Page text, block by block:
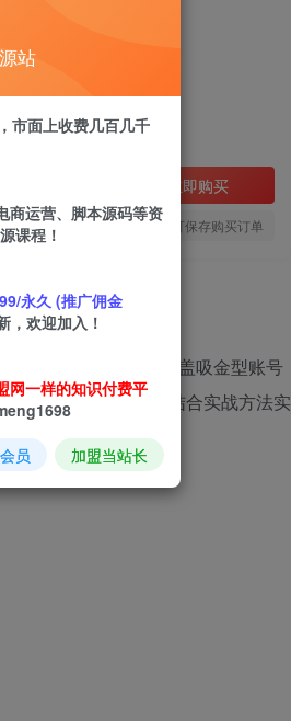
立即购买
未登录！建议登陆后购买，可保存购买订单
绩突破层层递进。涵盖吸金型账号
等面部美学要点，结合实战方法实
万的盈利密码。
站
市面上收费几百几千
商运营、脚本源码等资
课程！
永久 (推广佣金
，欢迎加入！
网一样的知识付费平
员 加盟当站长